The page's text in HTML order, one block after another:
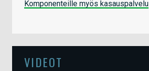
Komponenteille myös kasauspalvelu
VIDEOT